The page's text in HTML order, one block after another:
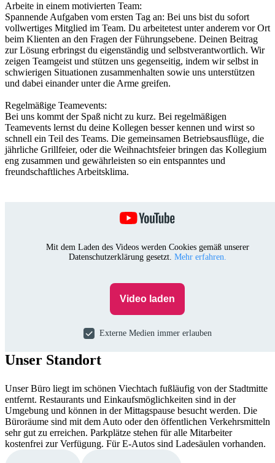
Arbeite in einem motivierten Team:
Spannende Aufgaben vom ersten Tag an: Bei uns bist du sofort
vollwertiges Mitglied im Team. Du arbeitetest unter anderem vor Ort
beim Klienten an den Fragen der Führungsebene. Deinen Beitrag
zur Lösung erbringst du eigenständig und selbstverantwortlich. Wir
zeigen Teamgeist und stützen uns gegenseitig, indem wir selbst in
schwierigen Situationen zusammenhalten sowie uns unterstützen
und dabei einander unter die Arme greifen.
Regelmäßige Teamevents:
Bei uns kommt der Spaß nicht zu kurz. Bei regelmäßigen
Teamevents lernst du deine Kollegen besser kennen und wirst so
schnell ein Teil des Teams. Die gemeinsamen Betriebsausflüge, die
jährliche Grillfeier, oder die Weihnachtsfeier bringen das Kollegium
eng zusammen und gewährleisten so ein entspanntes und
freundschaftliches Arbeitsklima.
Mit dem Laden des Videos werden Cookies gemäß unserer
Datenschutzerklärung gesetzt. Mehr erfahren.
Video laden
Externe Medien immer erlauben
Unser Standort
Unser Büro liegt im schönen Viechtach fußläufig von der Stadtmitte
entfernt. Restaurants und Einkaufsmöglichkeiten sind in der
Umgebung und können in der Mittagspause besucht werden. Die
Büroräume sind mit dem Auto oder den öffentlichen Verkehrsmitteln
sehr gut zu erreichen. Parkplätze stehen für alle Mitarbeiter
kostenfrei zur Verfügung. Für E-Autos sind Ladesäulen vorhanden.